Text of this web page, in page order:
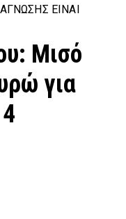
ΕΊΝΑΙ
Μισό
για